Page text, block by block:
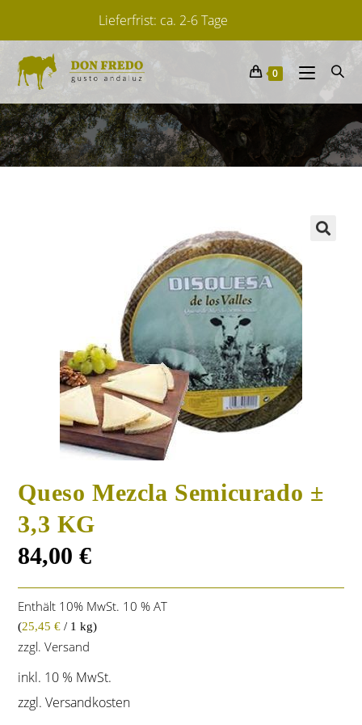
Lieferfrist: ca. 2-6 Tage
Von spanischen Herstellern
14 Tage Widerrufsrecht für Verbraucher.
0
Queso Mezcla Semicurado ±
3,3 KG
84,00€
Enthält 10% MwSt. 10 % AT
(25,45€ / 1 kg)
zzgl.Versand
inkl. 10 % MwSt.
zzgl.Versandkosten